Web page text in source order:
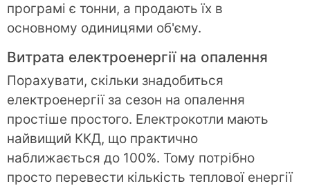
програмі є тонни, а продають їх в
основному одиницями об'єму.
Витрата електроенергії на опалення
Порахувати, скільки знадобиться
електроенергії за сезон на опалення
простіше простого. Електрокотли мають
найвищий ККД, що практично
наближається до 100%. Тому потрібно
просто перевести кількість теплової енергії